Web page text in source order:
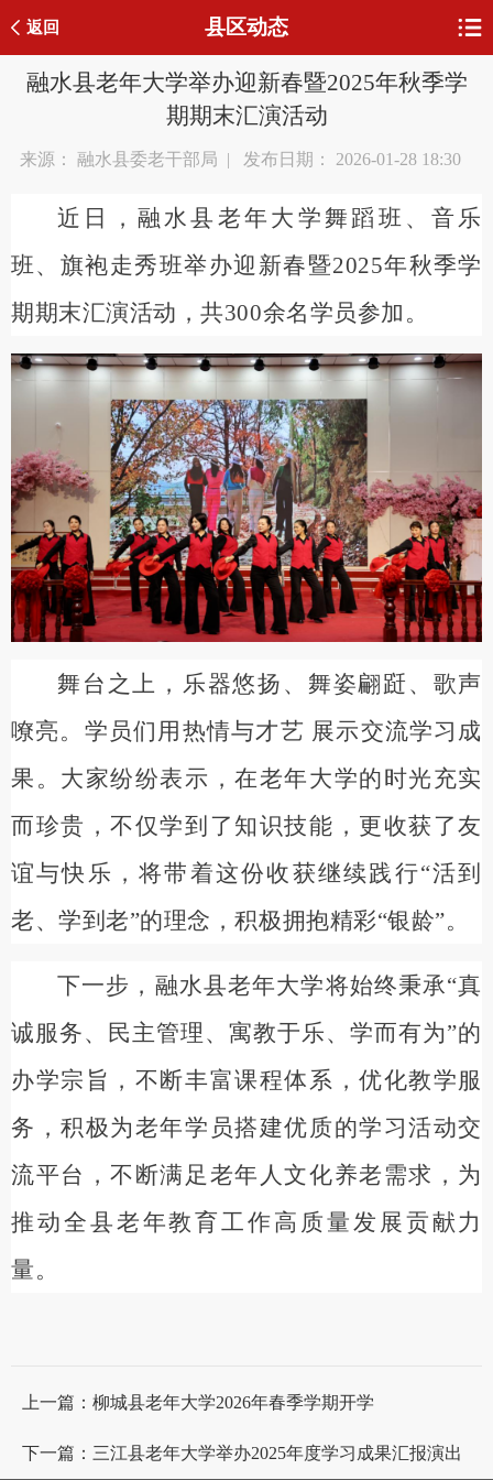
返回 县区动态
融水县老年大学举办迎新春暨2025年秋季学
期期末汇演活动
来源： 融水县委老干部局 | 发布日期： 2026-01-28 18:30
近日，融水县老年大学舞蹈班、音乐
班、旗袍走秀班举办迎新春暨2025年秋季学
期期末汇演活动，共300余名学员参加。
舞台之上，乐器悠扬、舞姿翩跹、歌声
嘹亮。学员们用热情与才艺 展示交流学习成
果。大家纷纷表示，在老年大学的时光充实
而珍贵，不仅学到了知识技能，更收获了友
谊与快乐，将带着这份收获继续践行“活到
老、学到老”的理念，积极拥抱精彩“银龄”。
下一步，融水县老年大学将始终秉承“真
诚服务、民主管理、寓教于乐、学而有为”的
办学宗旨，不断丰富课程体系，优化教学服
务，积极为老年学员搭建优质的学习活动交
流平台，不断满足老年人文化养老需求，为
推动全县老年教育工作高质量发展贡献力
量。
上一篇：柳城县老年大学2026年春季学期开学
下一篇：三江县老年大学举办2025年度学习成果汇报演出